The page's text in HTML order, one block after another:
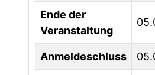
Ende der
Veranstaltung
Anmeldeschluss